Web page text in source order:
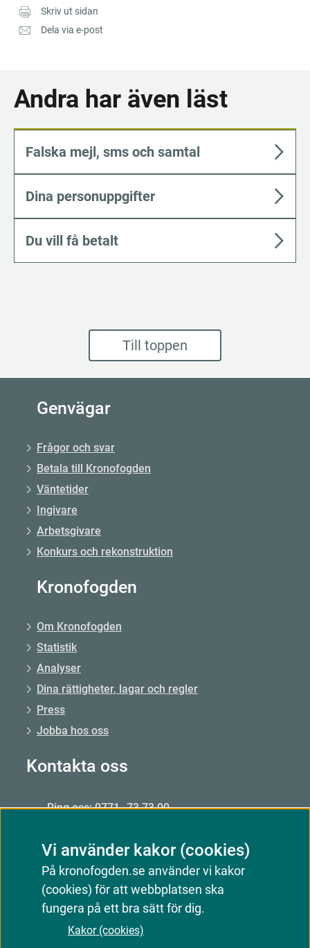
Skriv ut sidan
Dela via e-post
Andra har även läst
Falska mejl, sms och samtal
Dina personuppgifter
Du vill få betalt
Till toppen
Vi använder kakor (cookies)
På kronofogden.se använder vi kakor
(cookies) för att webbplatsen ska
fungera på ett bra sätt för dig.
Kakor (cookies)
Genvägar
Frågor och svar
Betala till Kronofogden
Väntetider
Ingivare
Arbetsgivare
Konkurs och rekonstruktion
Kronofogden
Om Kronofogden
Statistik
Analyser
Dina rättigheter, lagar och regler
Press
Jobba hos oss
Kontakta oss
Ring oss: 0771–73 73 00
Öppet: mån–fre 09.00–15.00
Mejla oss
Kontakta oss